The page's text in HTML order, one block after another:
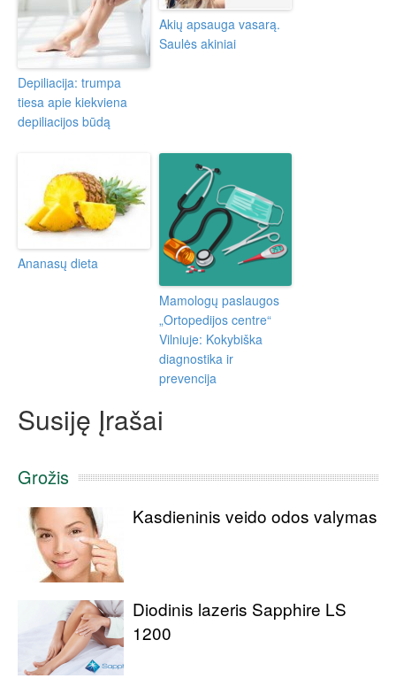
Depiliacija: trumpa
tiesa apie kiekviena
depiliacijos būdą
Akių apsauga vasarą.
Saulės akiniai
Ananasų dieta
Mamologų paslaugos
„Ortopedijos centre“
Vilniuje: Kokybiška
diagnostika ir
prevencija
Susiję Įrašai
Grožis
Kasdieninis veido odos valymas
Diodinis lazeris Sapphire LS
1200